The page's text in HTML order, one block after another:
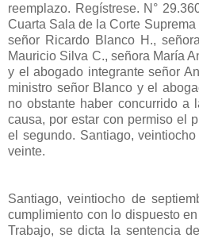
reemplazo. Regístrese. N°
Cuarta Sala de la Corte
señor Ricardo Blanco H.,
Mauricio Silva C., señora María
y el abogado integrante señor
ministro señor Blanco y el
no obstante haber concurrido a
causa, por estar con permiso el
el segundo. Santiago,
veinte.
Santiago, veintiocho de
cumplimiento con lo dispuesto
Trabajo, se dicta la sentencia